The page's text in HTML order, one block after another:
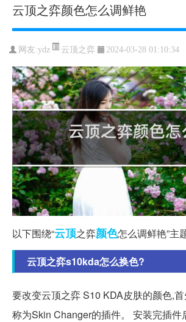
云顶之弈颜色怎么调鲜艳
网友:ydz 云顶之弈 2024-03-28 01:10:34
以下围绕“云顶之弈颜色怎么调鲜艳”主
云顶之弈s10kda怎么换色?
要改变云顶之弈 S10 KDA皮肤的颜色,
称为Skin Changer的插件。 安装完插件